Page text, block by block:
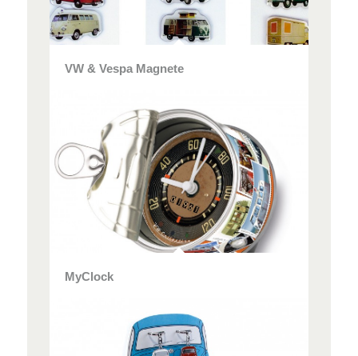
VW & Vespa Magnete
MyClock